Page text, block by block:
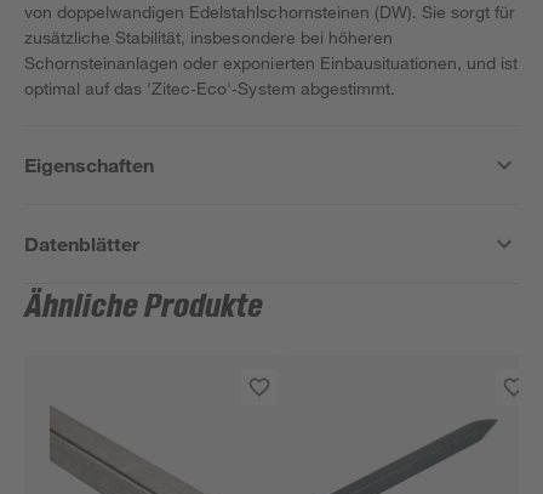
von doppelwandigen Edelstahlschornsteinen (DW). Sie sorgt für
zusätzliche Stabilität, insbesondere bei höheren
Schornsteinanlagen oder exponierten Einbausituationen, und ist
optimal auf das 'Zitec‑Eco'‑System abgestimmt.
Eigenschaften
Datenblätter
Ähnliche Produkte